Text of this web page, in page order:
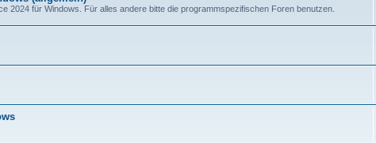
2024 für Windows. Für alles andere bitte die programmspezifischen Foren benutzen.